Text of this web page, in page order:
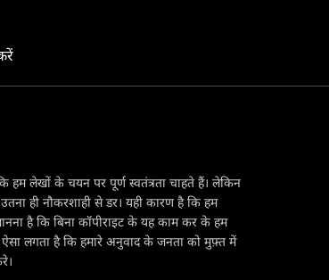
लेखों के चयन पर पूर्ण स्वतंत्रता चाहते हैं। लेकिन
ही नौकरशाही से डर। यही कारण है कि हम
है कि बिना कॉपीराइट के यह काम कर के हम
लगता है कि हमारे अनुवाद के जनता को मुफ़्त में